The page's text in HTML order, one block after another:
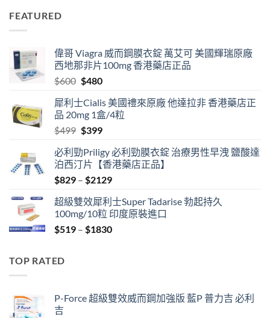
FEATURED
偉哥 Viagra 威而鋼膜衣錠 萬艾可 美國輝瑞原廠
西地那非片100mg 香港藥店正品
$600 Original
was:
$600.
$480Current
is:
$480.
犀利士Cialis 美國禮來原廠 他達拉非 香港藥店正
品 20mg 1盒/4粒
$499 Original
was:
$499.
$399Current
is:
$399.
必利勁Priligy 必利勁膜衣錠 治療男性早洩 鹽酸達
泊西汀片【香港藥店正品】
$829 – $2129Price
$829
through
$2129
超級雙效犀利士Super Tadarise 勃起持久
100mg/10粒 印度原裝進口
$519 – $1830Price
TOP RATED
P-Force 超級雙效威而鋼加強版 藍P 普力吉 必利
吉